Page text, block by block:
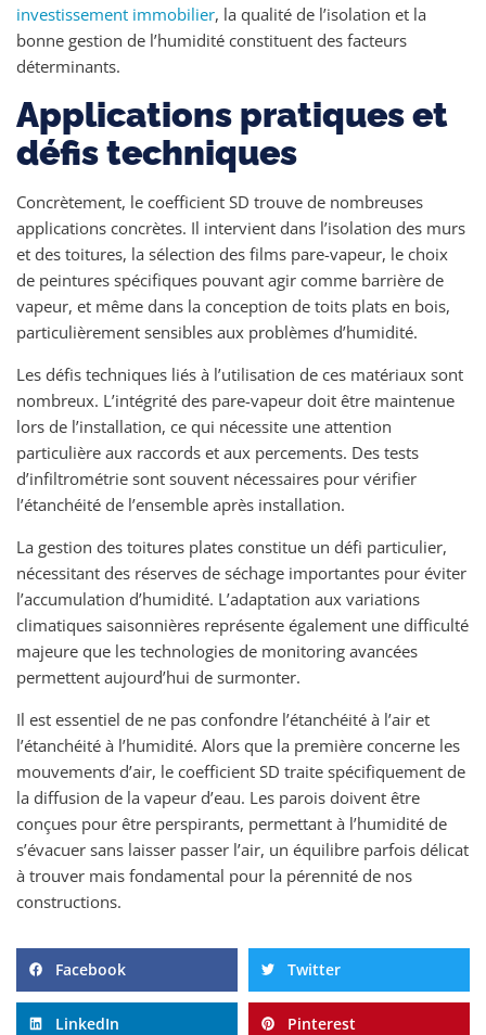
investissement immobilier, la qualité de l’isolation et la
bonne gestion de l’humidité constituent des facteurs
déterminants.
Applications pratiques et
défis techniques
Concrètement, le coefficient SD trouve de nombreuses
applications concrètes. Il intervient dans l’isolation des murs
et des toitures, la sélection des films pare-vapeur, le choix
de peintures spécifiques pouvant agir comme barrière de
vapeur, et même dans la conception de toits plats en bois,
particulièrement sensibles aux problèmes d’humidité.
Les défis techniques liés à l’utilisation de ces matériaux sont
nombreux. L’intégrité des pare-vapeur doit être maintenue
lors de l’installation, ce qui nécessite une attention
particulière aux raccords et aux percements. Des tests
d’infiltrométrie sont souvent nécessaires pour vérifier
l’étanchéité de l’ensemble après installation.
La gestion des toitures plates constitue un défi particulier,
nécessitant des réserves de séchage importantes pour éviter
l’accumulation d’humidité. L’adaptation aux variations
climatiques saisonnières représente également une difficulté
majeure que les technologies de monitoring avancées
permettent aujourd’hui de surmonter.
Il est essentiel de ne pas confondre l’étanchéité à l’air et
l’étanchéité à l’humidité. Alors que la première concerne les
mouvements d’air, le coefficient SD traite spécifiquement de
la diffusion de la vapeur d’eau. Les parois doivent être
conçues pour être perspirants, permettant à l’humidité de
s’évacuer sans laisser passer l’air, un équilibre parfois délicat
à trouver mais fondamental pour la pérennité de nos
constructions.
Facebook Twitter
LinkedIn Pinterest